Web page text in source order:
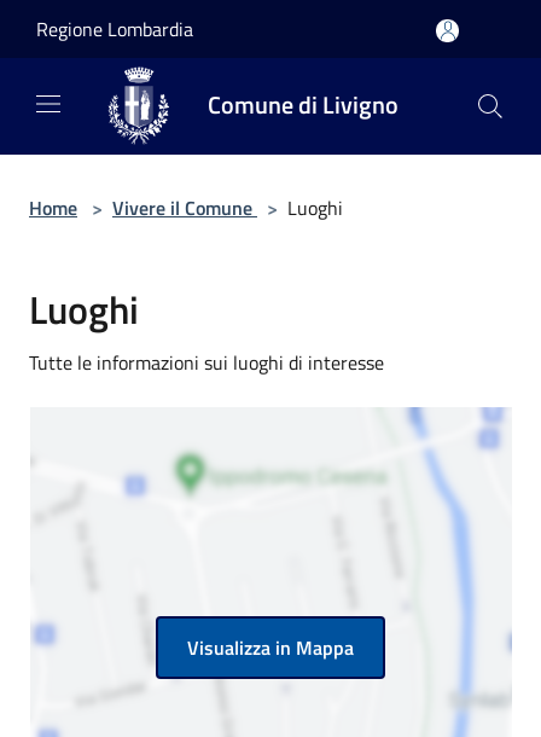
Regione Lombardia
Comune di Livigno
Home > Vivere il Comune > Luoghi
Luoghi
Tutte le informazioni sui luoghi di interesse
Visualizza in Mappa